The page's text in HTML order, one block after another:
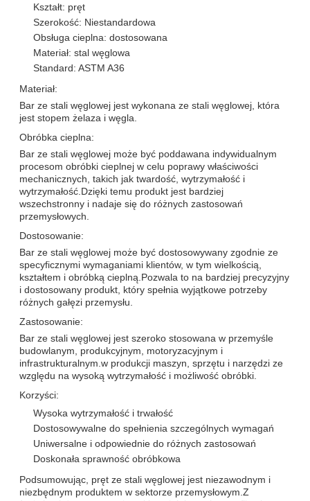
Kształt: pręt
Szerokość: Niestandardowa
Obsługa cieplna: dostosowana
Materiał: stal węglowa
Standard: ASTM A36
Materiał:
Bar ze stali węglowej jest wykonana ze stali węglowej, która
jest stopem żelaza i węgla.
Obróbka cieplna:
Bar ze stali węglowej może być poddawana indywidualnym
procesom obróbki cieplnej w celu poprawy właściwości
mechanicznych, takich jak twardość, wytrzymałość i
wytrzymałość.Dzięki temu produkt jest bardziej
wszechstronny i nadaje się do różnych zastosowań
przemysłowych.
Dostosowanie:
Bar ze stali węglowej może być dostosowywany zgodnie ze
specyficznymi wymaganiami klientów, w tym wielkością,
kształtem i obróbką cieplną.Pozwala to na bardziej precyzyjny
i dostosowany produkt, który spełnia wyjątkowe potrzeby
różnych gałęzi przemysłu.
Zastosowanie:
Bar ze stali węglowej jest szeroko stosowana w przemyśle
budowlanym, produkcyjnym, motoryzacyjnym i
infrastrukturalnym.w produkcji maszyn, sprzętu i narzędzi ze
względu na wysoką wytrzymałość i możliwość obróbki.
Korzyści:
Wysoka wytrzymałość i trwałość
Dostosowywalne do spełnienia szczególnych wymagań
Uniwersalne i odpowiednie do różnych zastosowań
Doskonała sprawność obróbkowa
Podsumowując, pręt ze stali węglowej jest niezawodnym i
niezbędnym produktem w sektorze przemysłowym.Z